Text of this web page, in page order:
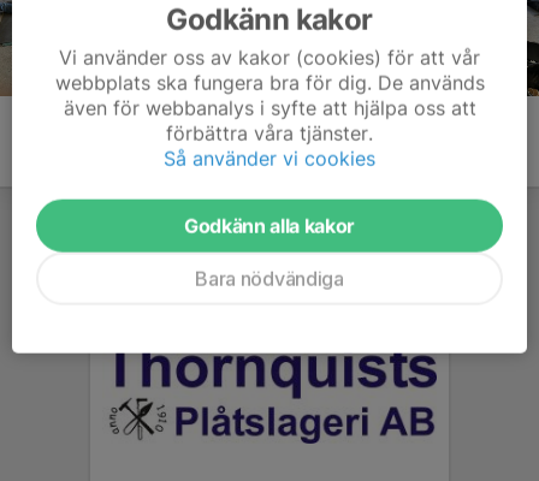
Godkänn kakor
Vi använder oss av kakor (cookies) för att vår
webbplats ska fungera bra för dig. De används
även för webbanalys i syfte att hjälpa oss att
förbättra våra tjänster.
Så använder vi cookies
Godkänn alla kakor
Bara nödvändiga